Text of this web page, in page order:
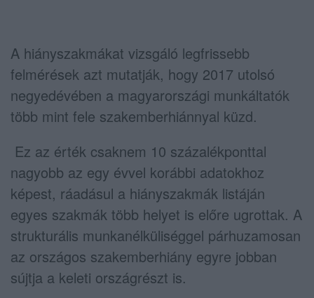
A hiányszakmákat vizsgáló legfrissebb
felmérések azt mutatják, hogy 2017 utolsó
negyedévében a magyarországi munkáltatók
több mint fele szakemberhiánnyal küzd.
Ez az érték csaknem 10 százalékponttal
nagyobb az egy évvel korábbi adatokhoz
képest, ráadásul a hiányszakmák listáján
egyes szakmák több helyet is előre ugrottak. A
strukturális munkanélküliséggel párhuzamosan
az országos szakemberhiány egyre jobban
sújtja a keleti országrészt is.